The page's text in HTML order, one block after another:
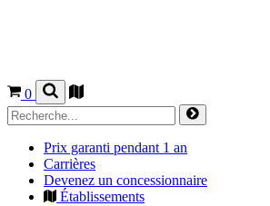
0
Prix garanti pendant 1 an
Carrières
Devenez un concessionnaire
Établissements